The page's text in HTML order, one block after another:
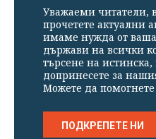
Уважаеми читатели,
прочетете актуални
имаме нужда от
държави на всички
търсене на
допринесете за
Можете да
ПОДКРЕПЕТЕ НИ